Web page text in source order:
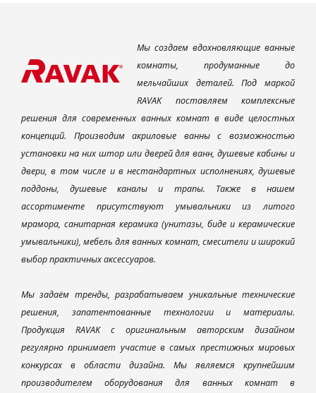
Мы создаем вдохновляющие ванные
комнаты, продуманные до
мельчайших деталей. Под маркой
RAVAK поставляем комплексные
решения для современных ванных комнат в виде целостных
концепций. Производим акриловые ванны с возможностью
установки на них штор или дверей для ванн, душевые кабины и
двери, в том числе и в нестандартных исполнениях, душевые
поддоны, душевые каналы и трапы. Также в нашем
ассортименте присутствуют умывальники из литого
мрамора, санитарная керамика (унитазы, биде и керамические
умывальники), мебель для ванных комнат, смесители и широкий
выбор практичных аксессуаров.
Мы задаём тренды, разрабатываем уникальные технические
решения, запатентованные технологии и материалы.
Продукция RAVAK с оригинальным авторским дизайном
регулярно принимает участие в самых престижных мировых
конкурсах в области дизайна. Мы являемся крупнейшим
производителем оборудования для ванных комнат в